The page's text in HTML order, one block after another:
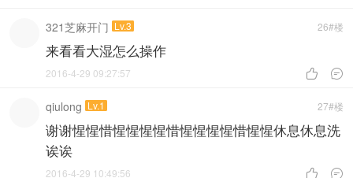
26#楼
321芝麻开门 Lv.3
来看看大湿怎么操作
 
2016-4-29 09:27:57
27#楼
qiulong Lv.1
谢谢惺惺惜惺惺惺惺惜惺惺惺惺惜惺惺休息休息洗
诶诶
 
2016-4-29 10:49:56